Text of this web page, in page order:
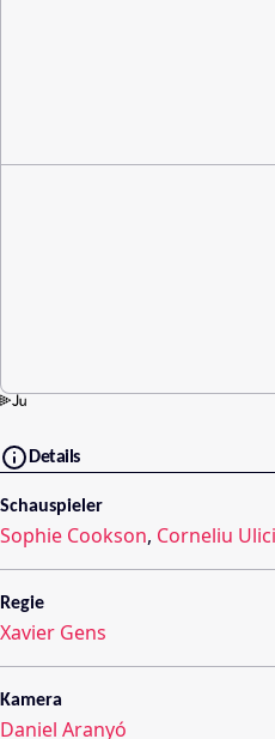
Details
Schauspieler
Sophie Cookson, Corneliu Ulici
Regie
Xavier Gens
Kamera
Daniel Aranyó